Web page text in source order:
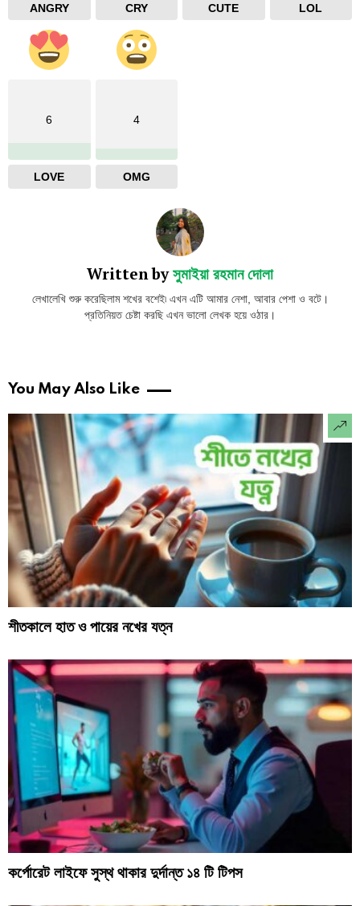
ANGRY CRY CUTE LOL
6
LOVE
4
OMG
Written byসুমাইয়া রহমান দোলা
লেখালেখি শুরু করেছিলাম শখের বশেই৷ এখন এটি আমার নেশা, আবার পেশা ও বটে।
প্রতিনিয়ত চেষ্টা করছি এখন ভালো লেখক হয়ে ওঠার।
You May Also Like
শীতকালে হাত ও পায়ের নখের যত্ন
কর্পোরেট লাইফে সুস্থ থাকার দুর্দান্ত ১৪ টি টিপস